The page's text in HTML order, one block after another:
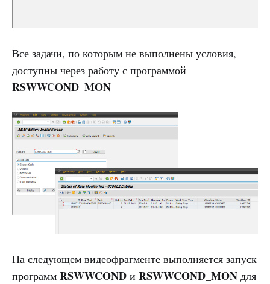
Все задачи, по которым не выполнены условия,
доступны через работу с программой
RSWWCOND_MON
На следующем видеофрагменте выполняется запуск
программ RSWWCOND и RSWWCOND_MON для